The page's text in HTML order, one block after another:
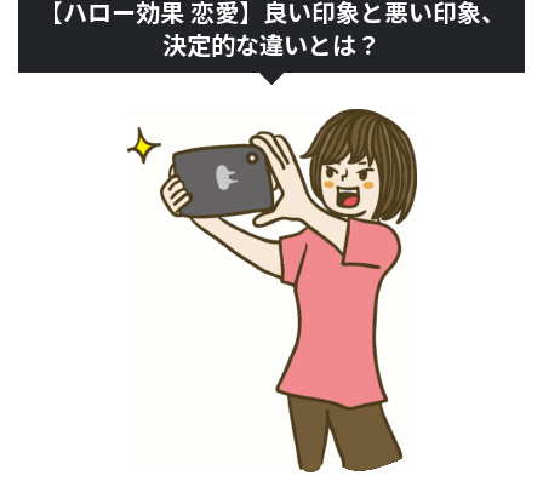
【ハロー効果 恋愛】良い印象と悪い印象、
決定的な違いとは？